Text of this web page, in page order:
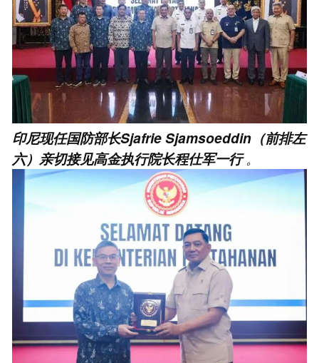
印尼现任国防部长Sjafrie Sjamsoeddin（前排左
六）亲切接见高金执行院长程仕军一行 。